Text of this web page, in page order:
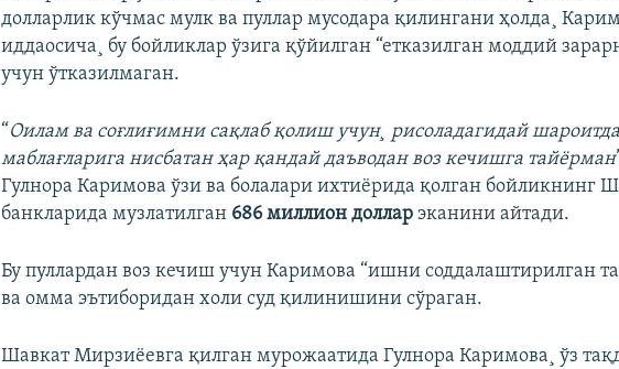
долларлик кўчмас мулк ва пуллар мусодара қилингани ҳолда¸
иддаосича¸ бу бойликлар ўзига қўйилган “етказилган моддий
учун ўтказилмаган.
“Оилам ва соғлиғимни сақлаб қолиш учун¸ рисоладагидай
маблағларига нисбатан ҳар қандай даъводан воз кечишга тайëрман
Гулнора Каримова ўзи ва болалари ихтиëрида қолган бойликнинг
банкларида музлатилган 686 миллион доллар эканини айтади.
Бу пуллардан воз кечиш учун Каримова “ишни соддалаштирилган
ва омма эътиборидан холи суд қилинишини сўраган.
Шавкат Мирзиëевга қилган мурожаатида Гулнора Каримова¸ ўз